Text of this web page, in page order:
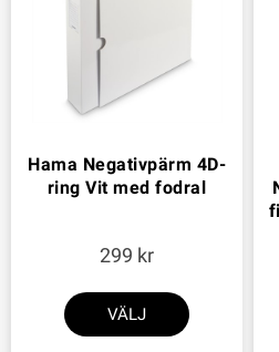
Hama Negativpärm 4D-
ring Vit med fodral
299
VÄLJ